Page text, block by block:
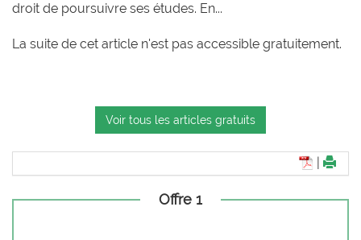
droit de poursuivre ses études. En...
La suite de cet article n'est pas accessible gratuitement.
Voir tous les articles gratuits
Offre 1